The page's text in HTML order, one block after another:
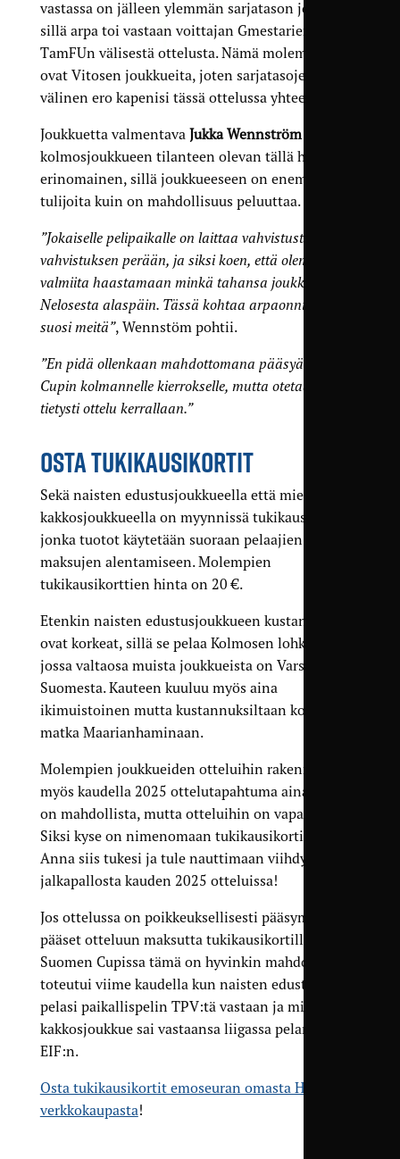
vastassa on jälleen ylemmän sarjatason joukkue,
sillä arpa toi vastaan voittajan Gmestarien ja
TamFUn välisestä ottelusta. Nämä molemmat
ovat Vitosen joukkueita, joten sarjatasojen
välinen ero kapenisi tässä ottelussa yhteen.
Joukkuetta valmentava Jukka Wennströmkertoo
kolmos­joukkueen tilanteen olevan tällä hetkellä
erinomainen, sillä joukkueeseen on enemmän
tulijoita kuin on mahdollisuus peluuttaa.
”Jokaiselle pelipaikalle on laittaa vahvistusta
vahvistuksen perään, ja siksi koen, että olemme
valmiita haastamaan minkä tahansa joukkueen
Nelosesta alaspäin. Tässä kohtaa arpaonni siis
suosi meitä”, Wennstöm pohtii.
”En pidä ollenkaan mahdottomana pääsyä Suomen
Cupin kolmannelle kierrokselle, mutta otetaan
tietysti ottelu kerrallaan.”
OSTA TUKIKAUSIKORTIT
Sekä naisten edustus­joukkueella että miesten
kakkos­joukkueella on myynnissä tuki­kausikortti,
jonka tuotot käytetään suoraan pelaajien kausi­
maksujen alentamiseen. Molempien
tukikausikorttien hinta on 20 €.
Etenkin naisten edustus­joukkueen kustannukset
ovat korkeat, sillä se pelaa Kolmosen lohkssa,
jossa valtaosa muista joukkueista on Varsinais-
Suomesta. Kauteen kuuluu myös aina
ikimuistoinen mutta kustannuksiltaan korkea
matka Maarianhaminaan.
Molempien joukkueiden otteluihin rakennetaan
myös kaudella 2025 ottelu­tapahtuma aina kun se
on mahdollista, mutta otteluihin on vapaa pääsy.
Siksi kyse on nimenomaan tuki­kausikortista.
Anna siis tukesi ja tule nauttimaan viihdyttävästä
jalkapallosta kauden 2025 otteluissa!
Jos ottelussa on poikkeuksellisesti pääsy­maksu,
pääset otteluun maksutta tuki­kausikortilla.
Suomen Cupissa tämä on hyvinkin mahdollista, ja
toteutui viime kaudella kun naisten edustus
pelasi paikallis­pelin TPV:tä vastaan ja miesten
kakkos­joukkue sai vastaansa liigassa pelanneen
EIF:n.
Osta tukikausikortit emoseuran omasta Holvi-
verkkokaupasta!